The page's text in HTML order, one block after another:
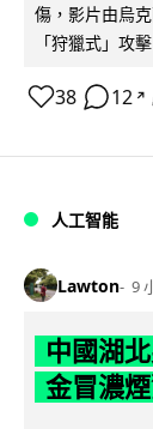
傷，影片由烏
「狩獵式」攻
38 12 ↗
人工智能
Lawton 9
中國湖
金冒濃